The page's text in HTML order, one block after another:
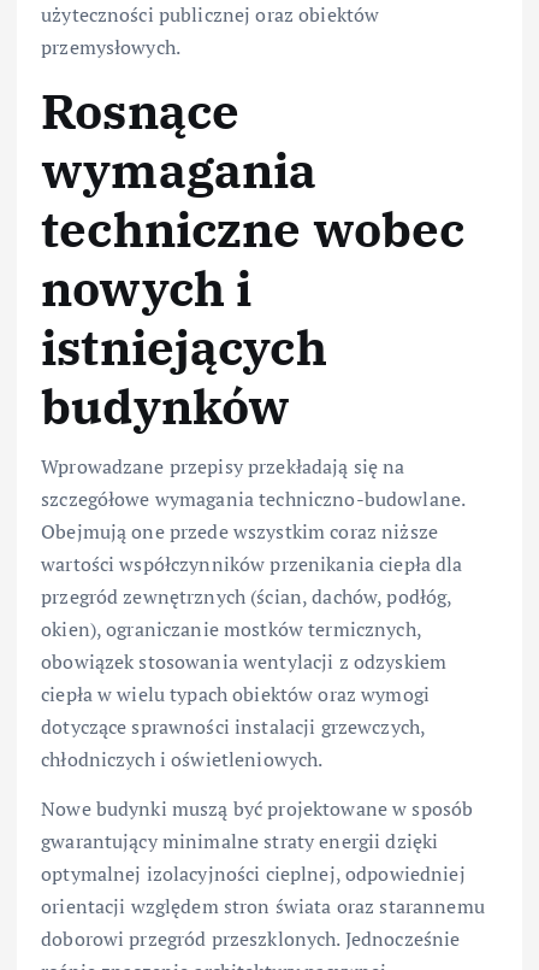
użyteczności publicznej oraz obiektów
przemysłowych.
Rosnące
wymagania
techniczne wobec
nowych i
istniejących
budynków
Wprowadzane przepisy przekładają się na
szczegółowe wymagania techniczno-budowlane.
Obejmują one przede wszystkim coraz niższe
wartości współczynników przenikania ciepła dla
przegród zewnętrznych (ścian, dachów, podłóg,
okien), ograniczanie mostków termicznych,
obowiązek stosowania wentylacji z odzyskiem
ciepła w wielu typach obiektów oraz wymogi
dotyczące sprawności instalacji grzewczych,
chłodniczych i oświetleniowych.
Nowe budynki muszą być projektowane w sposób
gwarantujący minimalne straty energii dzięki
optymalnej izolacyjności cieplnej, odpowiedniej
orientacji względem stron świata oraz starannemu
doborowi przegród przeszklonych. Jednocześnie